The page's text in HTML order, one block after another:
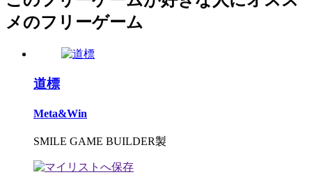
メのフリーゲーム
道標
Meta&Win
SMILE GAME BUILDER製